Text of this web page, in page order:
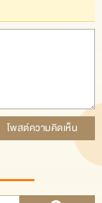
โพสต์ความคิดเห็น